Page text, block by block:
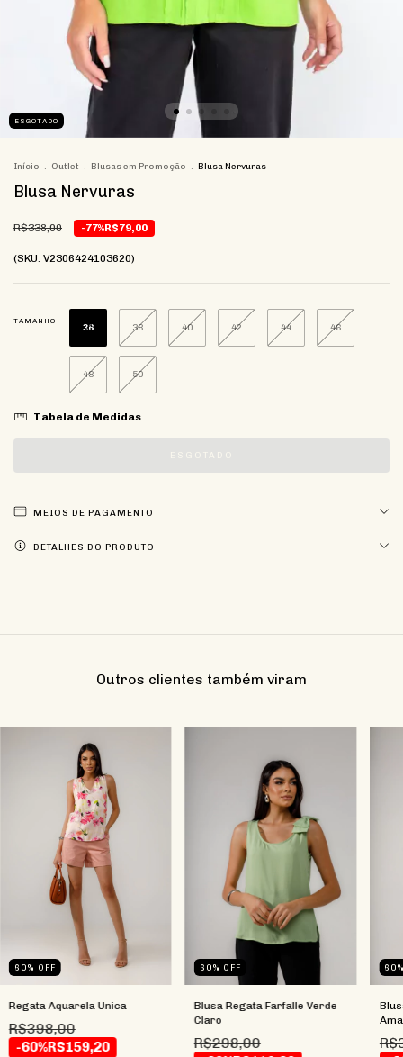
ESGOTADO
Início . Outlet . Blusas em Promoção . Blusa Nervuras
Blusa Nervuras
R$338,00 -77%R$79,00
(SKU: V2306424103620)
TAMANHO
36 38 40 42 44 46
48 50
Tabela de Medidas
MEIOS DE PAGAMENTO
DETALHES DO PRODUTO
Outros clientes também viram
60% OFF
Regata Aquarela Unica
R$398,00
-60%R$159,20
60% OFF
Blusa Regata Farfalle Verde
Claro
R$298,00
60